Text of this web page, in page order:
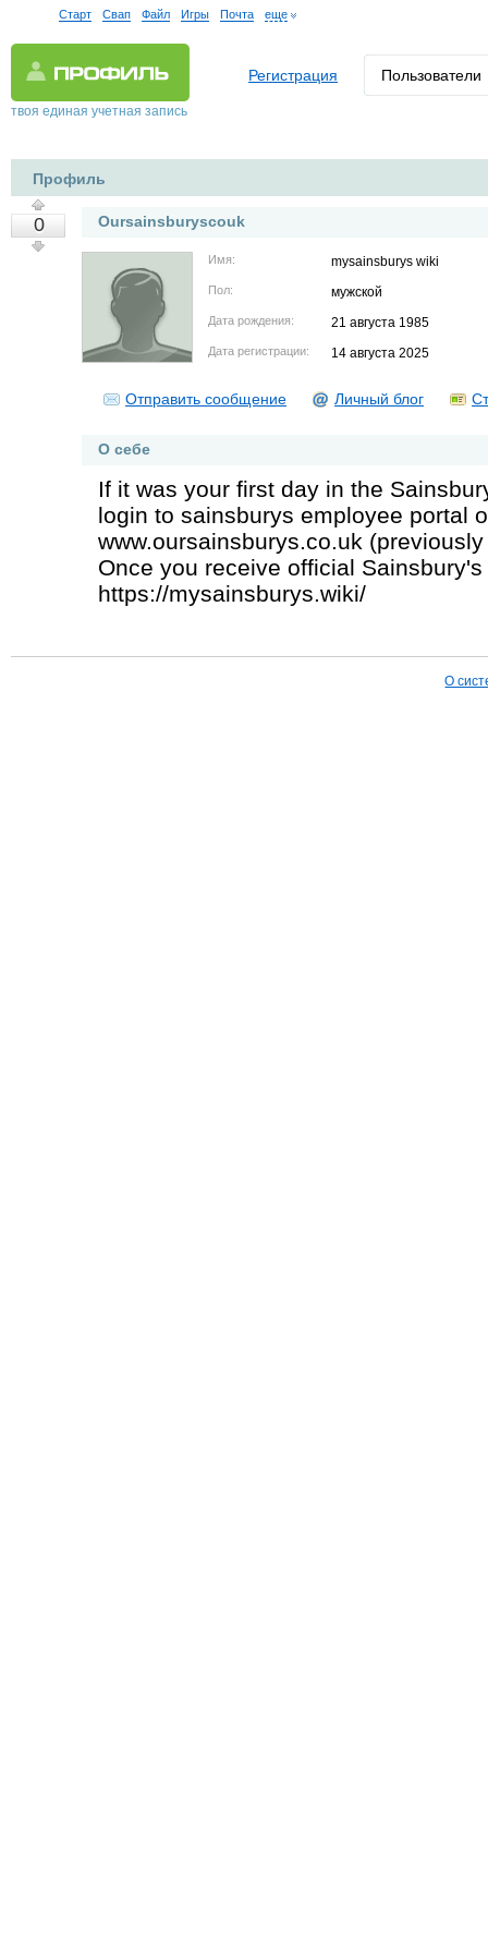
Старт Свап Файл Игры Почта еще
твоя единая учетная запись
Регистрация Пользователи
Профиль
0 Oursainsburyscouk
Имя: mysainsburys wiki
Пол: мужской
Дата рождения: 21 августа 1985
Дата регистрации: 14 августа 2025
Отправить сообщение Личный блог
О себе
If it was your first day in the
login to sainsburys employee portal
www.oursainsburys.co.uk
Once you receive official
https://mysainsburys.wiki/
О